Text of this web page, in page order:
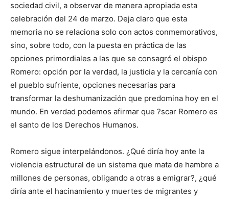
sociedad civil, a observar de manera apropiada esta
celebración del 24 de marzo. Deja claro que esta
memoria no se relaciona solo con actos conmemorativos,
sino, sobre todo, con la puesta en práctica de las
opciones primordiales a las que se consagró el obispo
Romero: opción por la verdad, la justicia y la cercanía con
el pueblo sufriente, opciones necesarias para
transformar la deshumanización que predomina hoy en el
mundo. En verdad podemos afirmar que ?scar Romero es
el santo de los Derechos Humanos.
Romero sigue interpelándonos. ¿Qué diría hoy ante la
violencia estructural de un sistema que mata de hambre a
millones de personas, obligando a otras a emigrar?, ¿qué
diría ante el hacinamiento y muertes de migrantes y